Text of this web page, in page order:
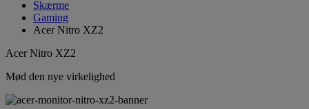
Skærme
Gaming
Acer Nitro XZ2
Acer Nitro XZ2
Mød den nye virkelighed